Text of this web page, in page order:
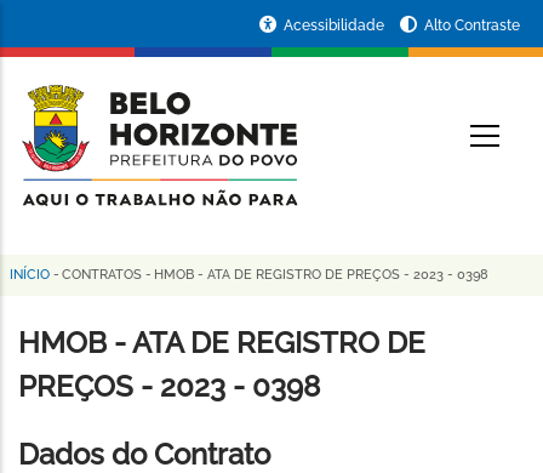
conteúdo
principal
da
Prefeitura
de
Horizonte
Acessibilidade Alto Contraste
Trilha
de
navegação
INÍCIO - CONTRATOS - HMOB - ATA DE REGISTRO DE PREÇOS - 2023 - 0398
HMOB - ATA DE REGISTRO DE
PREÇOS - 2023 - 0398
Dados do Contrato